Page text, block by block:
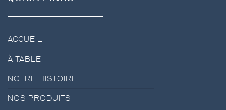
ACCUEIL
À TABLE
NOTRE HISTOIRE
NOS PRODUITS